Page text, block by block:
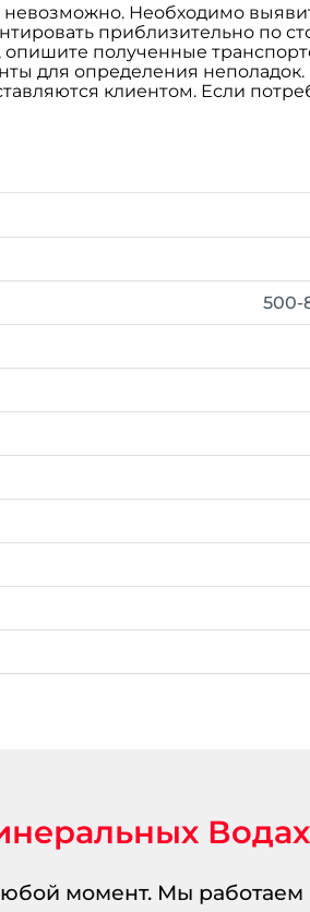
невозможно. Необходимо
приблизительно по
опишите полученные
для определения
клиентом. Если
500-
Водах
момент. Мы работаем